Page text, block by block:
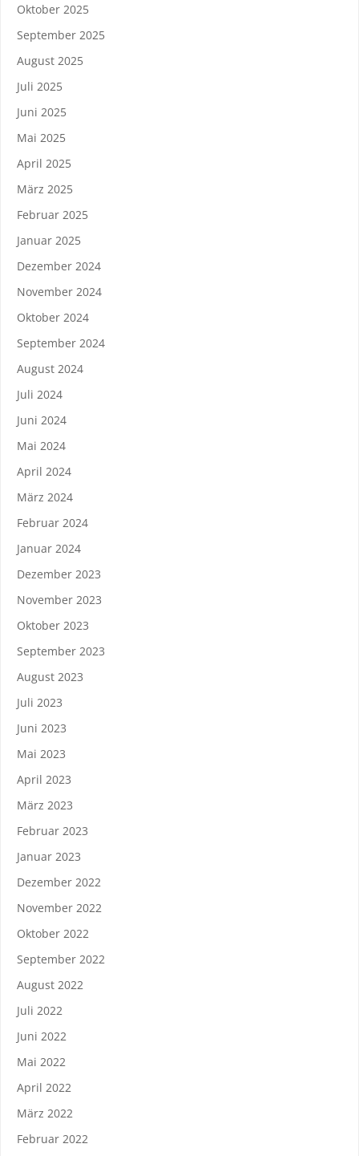
Oktober 2025
September 2025
August 2025
Juli 2025
Juni 2025
Mai 2025
April 2025
März 2025
Februar 2025
Januar 2025
Dezember 2024
November 2024
Oktober 2024
September 2024
August 2024
Juli 2024
Juni 2024
Mai 2024
April 2024
März 2024
Februar 2024
Januar 2024
Dezember 2023
November 2023
Oktober 2023
September 2023
August 2023
Juli 2023
Juni 2023
Mai 2023
April 2023
März 2023
Februar 2023
Januar 2023
Dezember 2022
November 2022
Oktober 2022
September 2022
August 2022
Juli 2022
Juni 2022
Mai 2022
April 2022
März 2022
Februar 2022